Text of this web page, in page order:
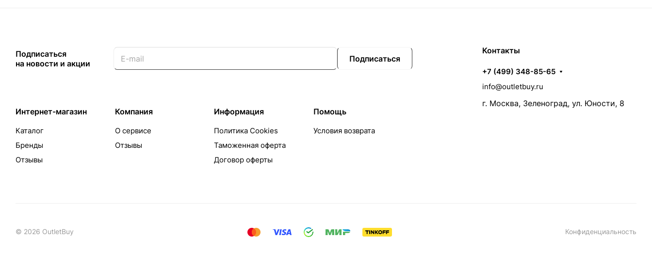
Подписаться
на новости и акции
Подписаться
Интернет-магазин
Каталог
Бренды
Отзывы
Компания
О сервисе
Отзывы
Информация
Политика Cookies
Таможенная оферта
Договор оферты
Помощь
Условия возврата
Контакты
+7 (499) 348-85-65
info@outletbuy.ru
г. Москва, Зеленоград, ул. Юности, 8
© 2026 OutletBuy Конфиденциальность